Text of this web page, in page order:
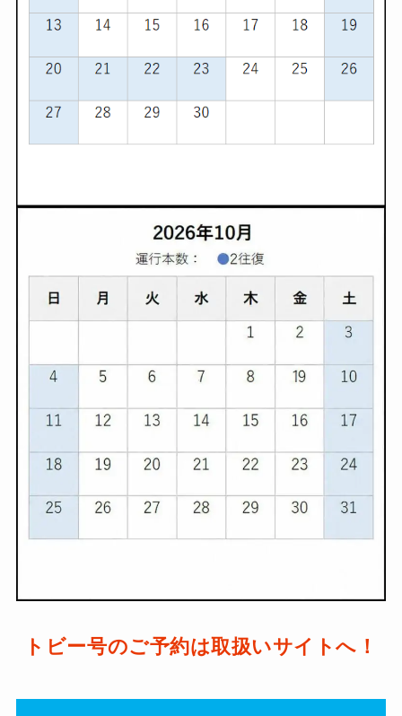
トビー号のご予約は取扱いサイトへ！